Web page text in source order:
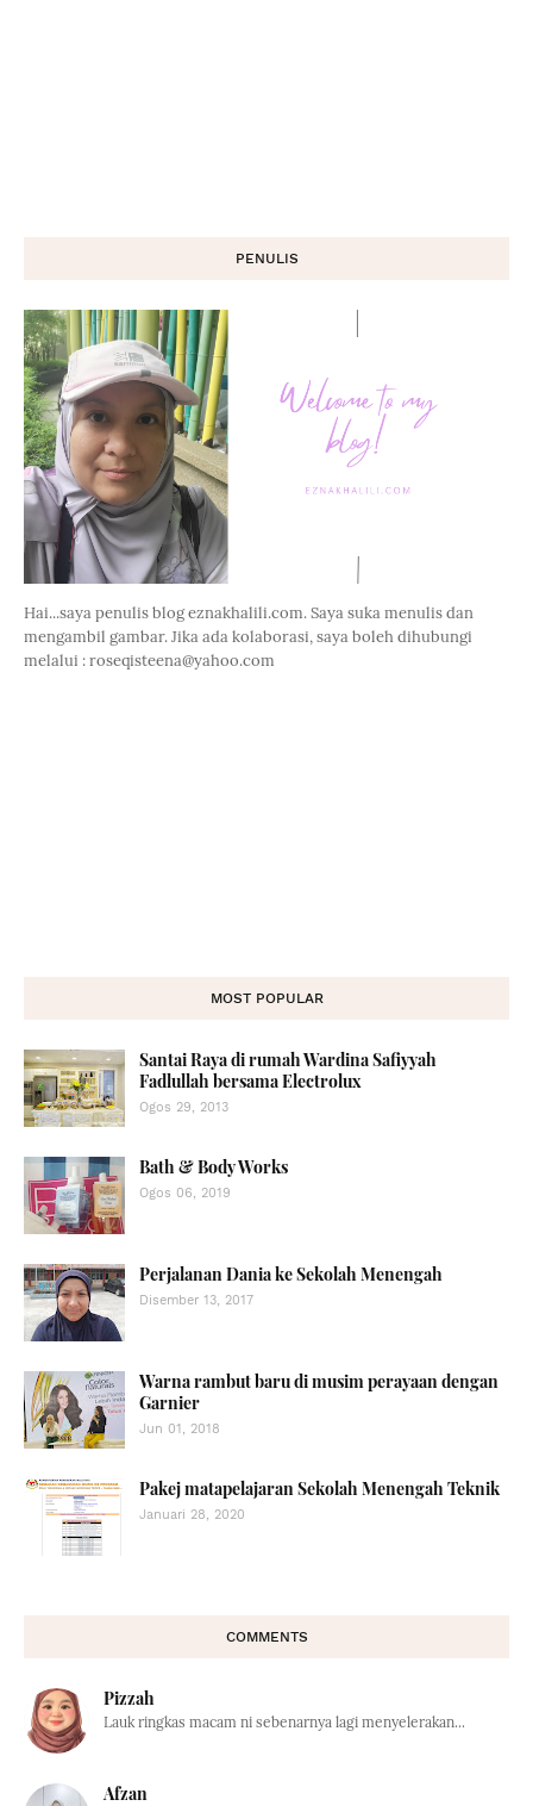
PENULIS
Hai...saya penulis blog eznakhalili.com. Saya suka menulis dan
mengambil gambar. Jika ada kolaborasi, saya boleh dihubungi
melalui : roseqisteena@yahoo.com
MOST POPULAR
Santai Raya di rumah Wardina Safiyyah
Fadlullah bersama Electrolux
Ogos 29, 2013
Bath & Body Works
Ogos 06, 2019
Perjalanan Dania ke Sekolah Menengah
Disember 13, 2017
Warna rambut baru di musim perayaan dengan
Garnier
Jun 01, 2018
Pakej matapelajaran Sekolah Menengah Teknik
Januari 28, 2020
COMMENTS
Pizzah
Lauk ringkas macam ni sebenarnya lagi menyelerakan...
Afzan